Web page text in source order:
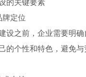
的关键要素
牌定位
设之前，企业需要明
的个性和特色，避免与